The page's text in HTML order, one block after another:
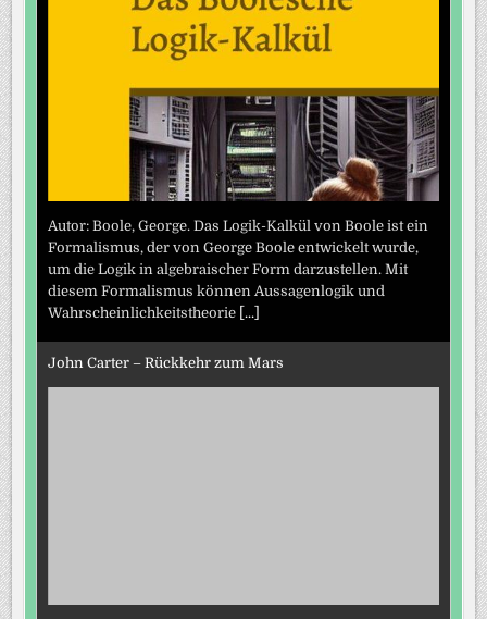
Autor: Boole, George. Das Logik-Kalkül von Boole ist ein
Formalismus, der von George Boole entwickelt wurde,
um die Logik in algebraischer Form darzustellen. Mit
diesem Formalismus können Aussagenlogik und
Wahrscheinlichkeitstheorie [...]
John Carter – Rückkehr zum Mars